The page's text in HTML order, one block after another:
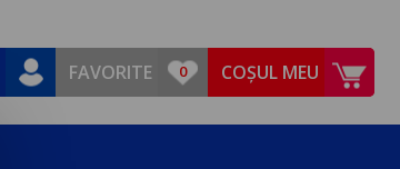
FAVORITE COȘUL MEU